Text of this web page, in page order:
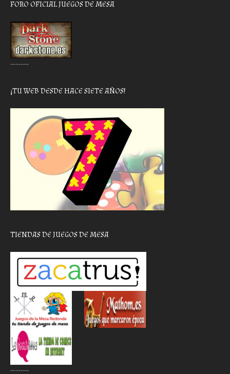
FORO OFICIAL JUEGOS DE MESA
………..
¡TU WEB DESDE HACE SIETE AÑOS!
TIENDAS DE JUEGOS DE MESA
………..